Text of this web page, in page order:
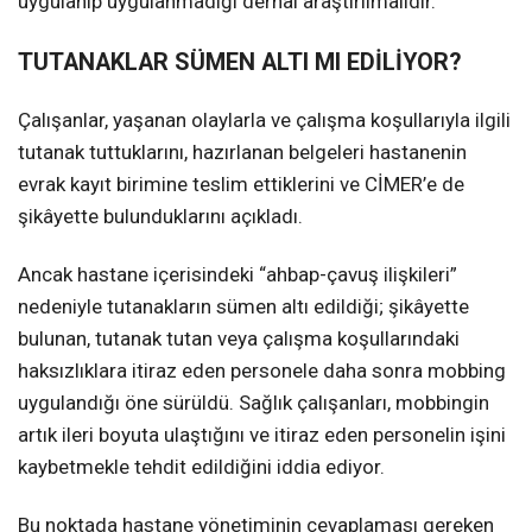
TUTANAKLAR SÜMEN ALTI MI EDİLİYOR?
Çalışanlar, yaşanan olaylarla ve çalışma koşullarıyla ilgili
tutanak tuttuklarını, hazırlanan belgeleri hastanenin
evrak kayıt birimine teslim ettiklerini ve CİMER’e de
şikâyette bulunduklarını açıkladı.
Ancak hastane içerisindeki “ahbap-çavuş ilişkileri”
nedeniyle tutanakların sümen altı edildiği; şikâyette
bulunan, tutanak tutan veya çalışma koşullarındaki
haksızlıklara itiraz eden personele daha sonra mobbing
uygulandığı öne sürüldü. Sağlık çalışanları, mobbingin
artık ileri boyuta ulaştığını ve itiraz eden personelin işini
kaybetmekle tehdit edildiğini iddia ediyor.
Bu noktada hastane yönetiminin cevaplaması gereken